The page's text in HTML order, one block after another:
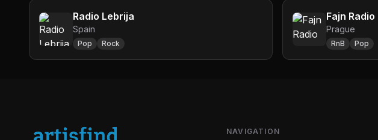
Radio Lebrija
Spain
Pop Rock
Fajn Radio
Prague
RnB Pop
NAVIGATION